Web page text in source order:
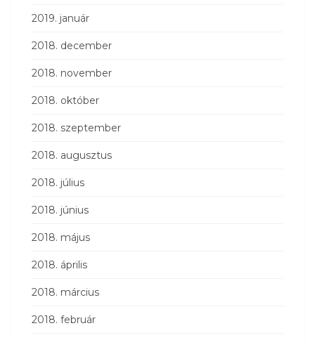
2019. január
2018. december
2018. november
2018. október
2018. szeptember
2018. augusztus
2018. július
2018. június
2018. május
2018. április
2018. március
2018. február